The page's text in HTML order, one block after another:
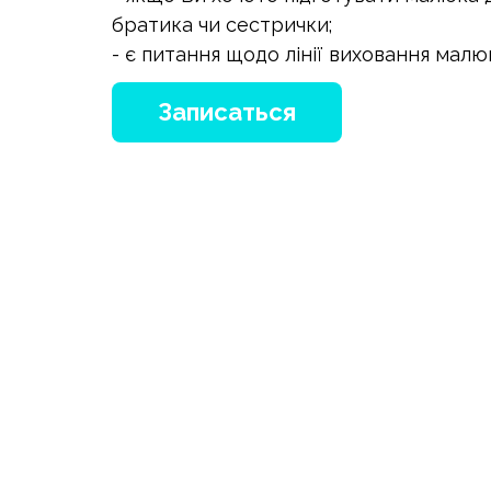
братика чи сестрички;
- є питання щодо лінії виховання
Записаться